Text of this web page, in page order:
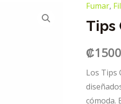
Fumar,
Tips
₡1500
Los Tips
cómoda.